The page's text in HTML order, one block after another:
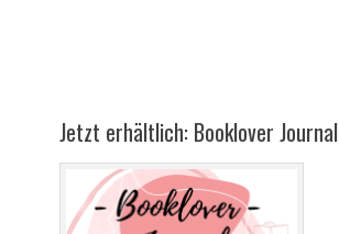
Jetzt erhältlich: Booklover Journal